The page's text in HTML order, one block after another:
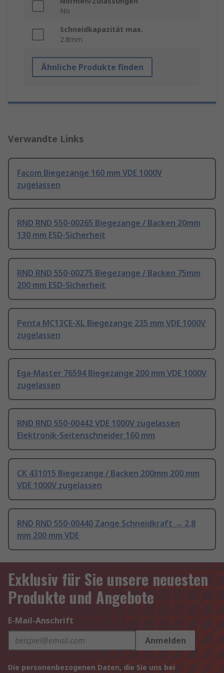
No
Schneidkapazität max.
2.8mm
Ähnliche Produkte finden
Verwandte Links
Facom Biegezange 160 mm VDE 1000V
zugelassen
RND RND 550-00265 Biegezange / Backen 20mm
130 mm ESD-Sicherheit
RND RND 550-00275 Biegezange / Backen 75mm
200 mm ESD-Sicherheit
Penta MC13CE-XL Biegezange 235 mm VDE 1000V
zugelassen
Ega-Master 76594 Biegezange 200 mm VDE 1000V
zugelassen
RND RND 550-00442 VDE 1000V zugelassen
Elektronik-Seitenschneider 160 mm
CK 431015 Biegezange / Backen 200mm 200 mm
VDE 1000V zugelassen
RND RND 550-00440 Zange Schneidkraft → 2,8
mm 200 mm VDE
Exklusiv für Sie unsere neuesten
Produkte und Angebote
E-Mail-Anschrift
Anmelden
Die personenbezogenen Daten, die Sie uns bei